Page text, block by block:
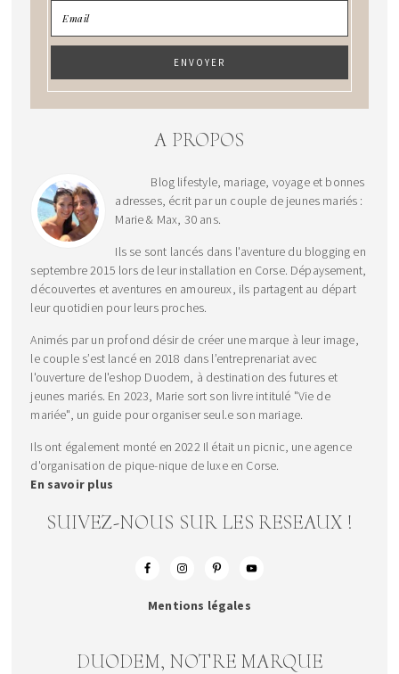
A PROPOS
Blog lifestyle, mariage, voyage et bonnes
adresses, écrit par un couple de jeunes mariés :
Marie & Max, 30 ans.
Ils se sont lancés dans l'aventure du blogging en
septembre 2015 lors de leur installation en Corse. Dépaysement,
découvertes et aventures en amoureux, ils partagent au départ
leur quotidien pour leurs proches.
Animés par un profond désir de créer une marque à leur image,
le couple s’est lancé en 2018 dans l’entreprenariat avec
l'ouverture de l'eshop Duodem, à destination des futures et
jeunes mariés. En 2023, Marie sort son livre intitulé "Vie de
mariée", un guide pour organiser seul.e son mariage.
Ils ont également monté en 2022 Il était un picnic, une agence
d'organisation de pique-nique de luxe en Corse.
En savoir plus
SUIVEZ-NOUS SUR LES RESEAUX !
Mentions légales
DUODEM, NOTRE MARQUE